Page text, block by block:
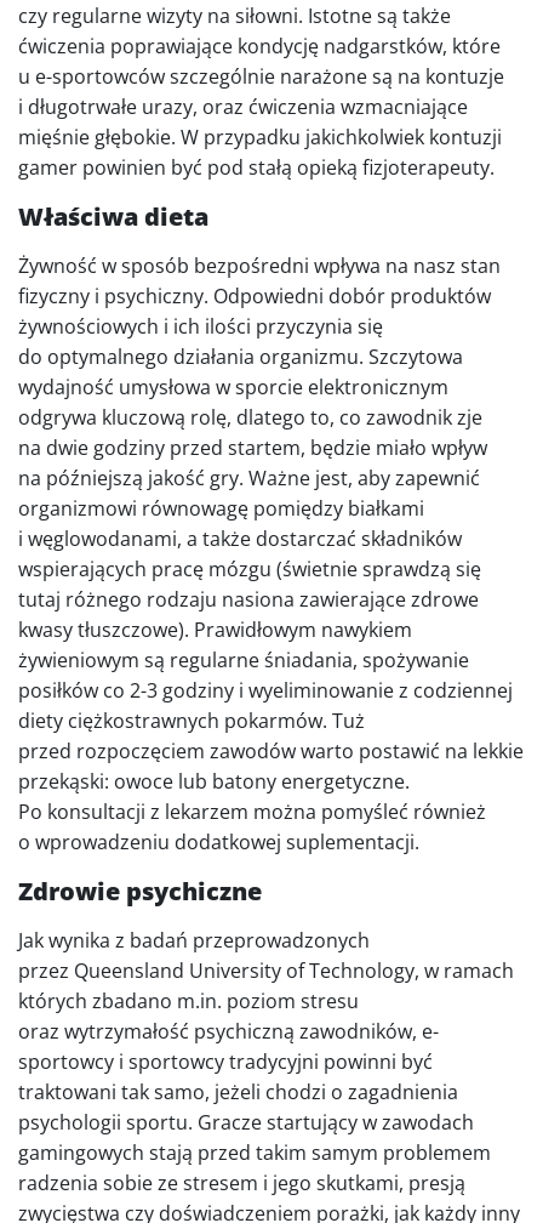
czy regularne wizyty na siłowni. Istotne są także
ćwiczenia poprawiające kondycję nadgarstków, które
u e-sportowców szczególnie narażone są na kontuzje
i długotrwałe urazy, oraz ćwiczenia wzmacniające
mięśnie głębokie. W przypadku jakichkolwiek kontuzji
gamer powinien być pod stałą opieką fizjoterapeuty.
Właściwa dieta
Żywność w sposób bezpośredni wpływa na nasz stan
fizyczny i psychiczny. Odpowiedni dobór produktów
żywnościowych i ich ilości przyczynia się
do optymalnego działania organizmu. Szczytowa
wydajność umysłowa w sporcie elektronicznym
odgrywa kluczową rolę, dlatego to, co zawodnik zje
na dwie godziny przed startem, będzie miało wpływ
na późniejszą jakość gry. Ważne jest, aby zapewnić
organizmowi równowagę pomiędzy białkami
i węglowodanami, a także dostarczać składników
wspierających pracę mózgu (świetnie sprawdzą się
tutaj różnego rodzaju nasiona zawierające zdrowe
kwasy tłuszczowe). Prawidłowym nawykiem
żywieniowym są regularne śniadania, spożywanie
posiłków co 2-3 godziny i wyeliminowanie z codziennej
diety ciężkostrawnych pokarmów. Tuż
przed rozpoczęciem zawodów warto postawić na lekkie
przekąski: owoce lub batony energetyczne.
Po konsultacji z lekarzem można pomyśleć również
o wprowadzeniu dodatkowej suplementacji.
Zdrowie psychiczne
Jak wynika z badań przeprowadzonych
przez Queensland University of Technology, w ramach
których zbadano m.in. poziom stresu
oraz wytrzymałość psychiczną zawodników, e-
sportowcy i sportowcy tradycyjni powinni być
traktowani tak samo, jeżeli chodzi o zagadnienia
psychologii sportu. Gracze startujący w zawodach
gamingowych stają przed takim samym problemem
radzenia sobie ze stresem i jego skutkami, presją
zwycięstwa czy doświadczeniem porażki, jak każdy inny